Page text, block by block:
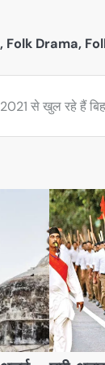
, Folk Drama,
से खुल रहे हैं